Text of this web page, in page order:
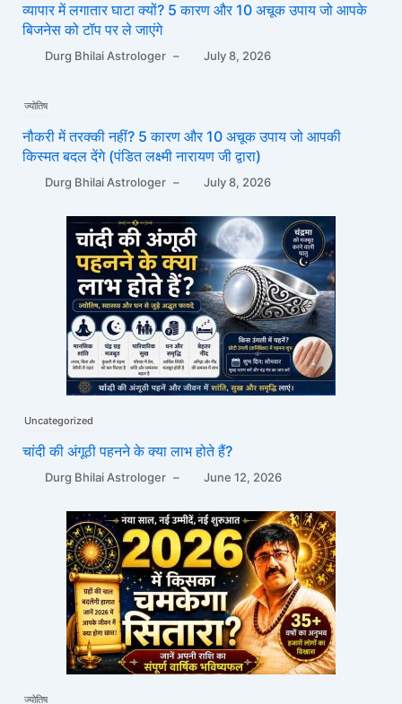
व्यापार में लगातार घाटा क्यों? 5 कारण और 10 अचूक उपाय जो आपके
बिजनेस को टॉप पर ले जाएंगे
Durg Bhilai Astrologer – July 8, 2026
ज्योतिष
नौकरी में तरक्की नहीं? 5 कारण और 10 अचूक उपाय जो आपकी
किस्मत बदल देंगे (पंडित लक्ष्मी नारायण जी द्वारा)
Durg Bhilai Astrologer – July 8, 2026
Uncategorized
चांदी की अंगूठी पहनने के क्या लाभ होते हैं?
Durg Bhilai Astrologer – June 12, 2026
ज्योतिष